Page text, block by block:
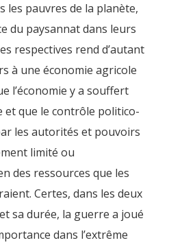
les pauvres de la planète,
du paysannat dans leurs
respectives rend d’autant
à une économie agricole
l’économie y a souffert
et que le contrôle politico-
les autorités et pouvoirs
limité ou
des ressources que les
Certes, dans les deux
sa durée, la guerre a joué
dans l’extrême